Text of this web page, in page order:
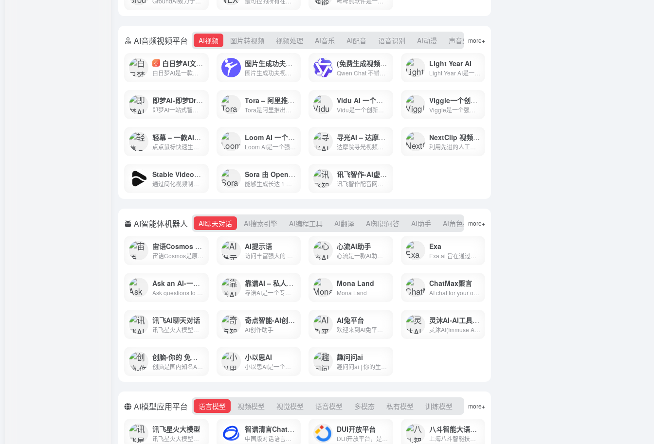
AI音频视频平台 AI视频 图片转视频 视频处理 AI音乐 AI配音 语音识别 AI动漫 声音处理more+
白日梦AI文生视频类AIGC创作平台 图片生成功夫视频AI Kungfu Video Generator
图片生成功夫视频Create AI-powered Kungfu Fight Videos with the Hailuo Model. Transform your photos into dynamic combat scenes or TaiChi/Wushu videos. Start creating now!
(免费生成视频多模型使用)Qwen Chat Light Year AI
Light Year AI是一个将文本与视觉艺术结合的平台，它通过提供文本到图像和视频的转换服务，为创意工作者和普通用户提供了一个全新的表达和分享想法的方式。Light Year AI
即梦AI-即梦Dreamina – 剪映旗下一站式的AI创作平台 Tora – 阿里推出的视频生成框架 Vidu AI 一个在线视频制作工具 Viggle一个创新的AI视频生成工具
轻幕 – 一款AIGC内容制作工具-包含短视频制作、AI生图、AI改图、AI音乐 Loom AI 一个创新的视频工具 寻光AI – 达摩院·寻光 – 提供全新视频创作模式的工具 NextClip 视频小说AI创作平台
Stable Video一个利用人工智能技术生成视频的平台 Sora 由 OpenAI 开发的一种人工智能模型 讯飞智作-AI虚拟数字人视频制作-一键创作口播视频-文字转视频-数字分身定制
AI智能体机器人 AI聊天对话 AI搜索引擎 AI编程工具 AI翻译 AI知识问答 AI助手 AI角色扮演more+
宙语Cosmos – 多功能综合平台基本都有 AI提示语 心流AI助手 Exa
Ask an AI-一个人工智能驱动的问答平台 靠谱AI – 私人AI助理 Mona Land
Mona Land
ChatMax聚言
讯飞AI聊天对话 奇点智能-AI创作助手
AI创作助手
AI兔平台 灵沐AI-AI工具聚合平台
灵沐AI(Immuse AI)，AI工具官方原版，支持基于4.0GPT的AI聊天。您身边最可靠的AI工具聚合平台。
创脑-你的 免费全场景 AI机器人库! 小以思AI
小以思AI是一个多功能的在线AI写作创作平台，旨在为用户提供...
趣问问ai
AI模型应用平台 语言模型 视频模型 视觉模型 语音模型 多模态 私有模型 训练模型 国外模型
more+
讯飞星火大模型 智谱清言ChatGLM大模型
中国版对话语言模型，与GLM大模型进行对话。
DUI开放平台 八斗智能大语言模型